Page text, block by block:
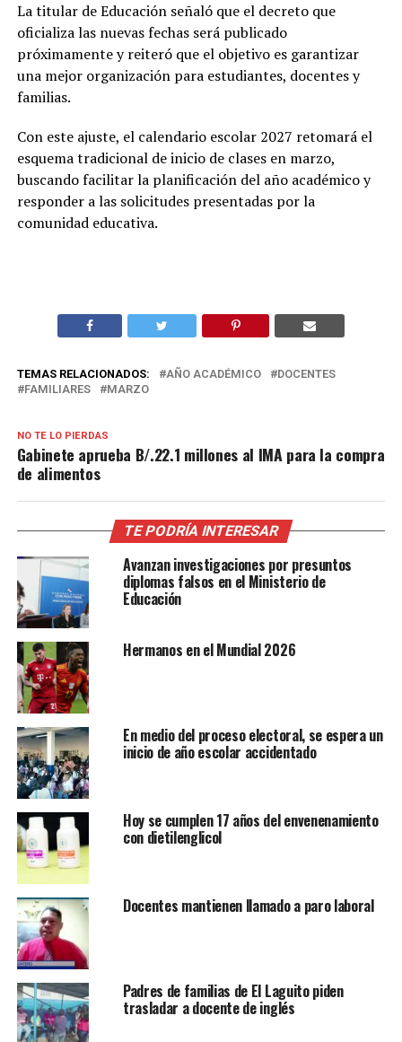
La titular de Educación señaló que el decreto que
oficializa las nuevas fechas será publicado
próximamente y reiteró que el objetivo es garantizar
una mejor organización para estudiantes, docentes y
familias.
Con este ajuste, el calendario escolar 2027 retomará el
esquema tradicional de inicio de clases en marzo,
buscando facilitar la planificación del año académico y
responder a las solicitudes presentadas por la
comunidad educativa.
TEMAS RELACIONADOS: AÑO ACADÉMICO
DOCENTES
FAMILIARES
MARZO
NO TE LO PIERDAS
Gabinete aprueba B/.22.1 millones al IMA para la compra
de alimentos
TE PODRÍA INTERESAR
Avanzan investigaciones por presuntos
diplomas falsos en el Ministerio de
Educación
Hermanos en el Mundial 2026
En medio del proceso electoral, se espera un
inicio de año escolar accidentado
Hoy se cumplen 17 años del envenenamiento
con dietilenglicol
Docentes mantienen llamado a paro laboral
Padres de familias de El Laguito piden
trasladar a docente de inglés